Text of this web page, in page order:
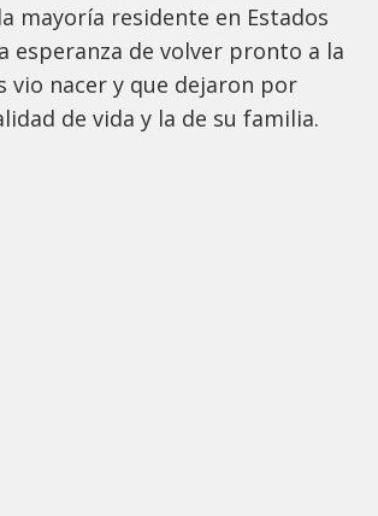
mayoría residente en Estados
esperanza de volver pronto a la
vio nacer y que dejaron por
de vida y la de su familia.